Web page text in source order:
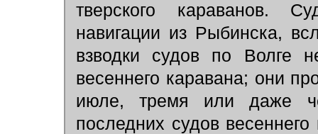
тверского караванов.
навигации из Рыбинска,
взводки судов по Волге
весеннего каравана; они
июле, тремя или даже
последних судов